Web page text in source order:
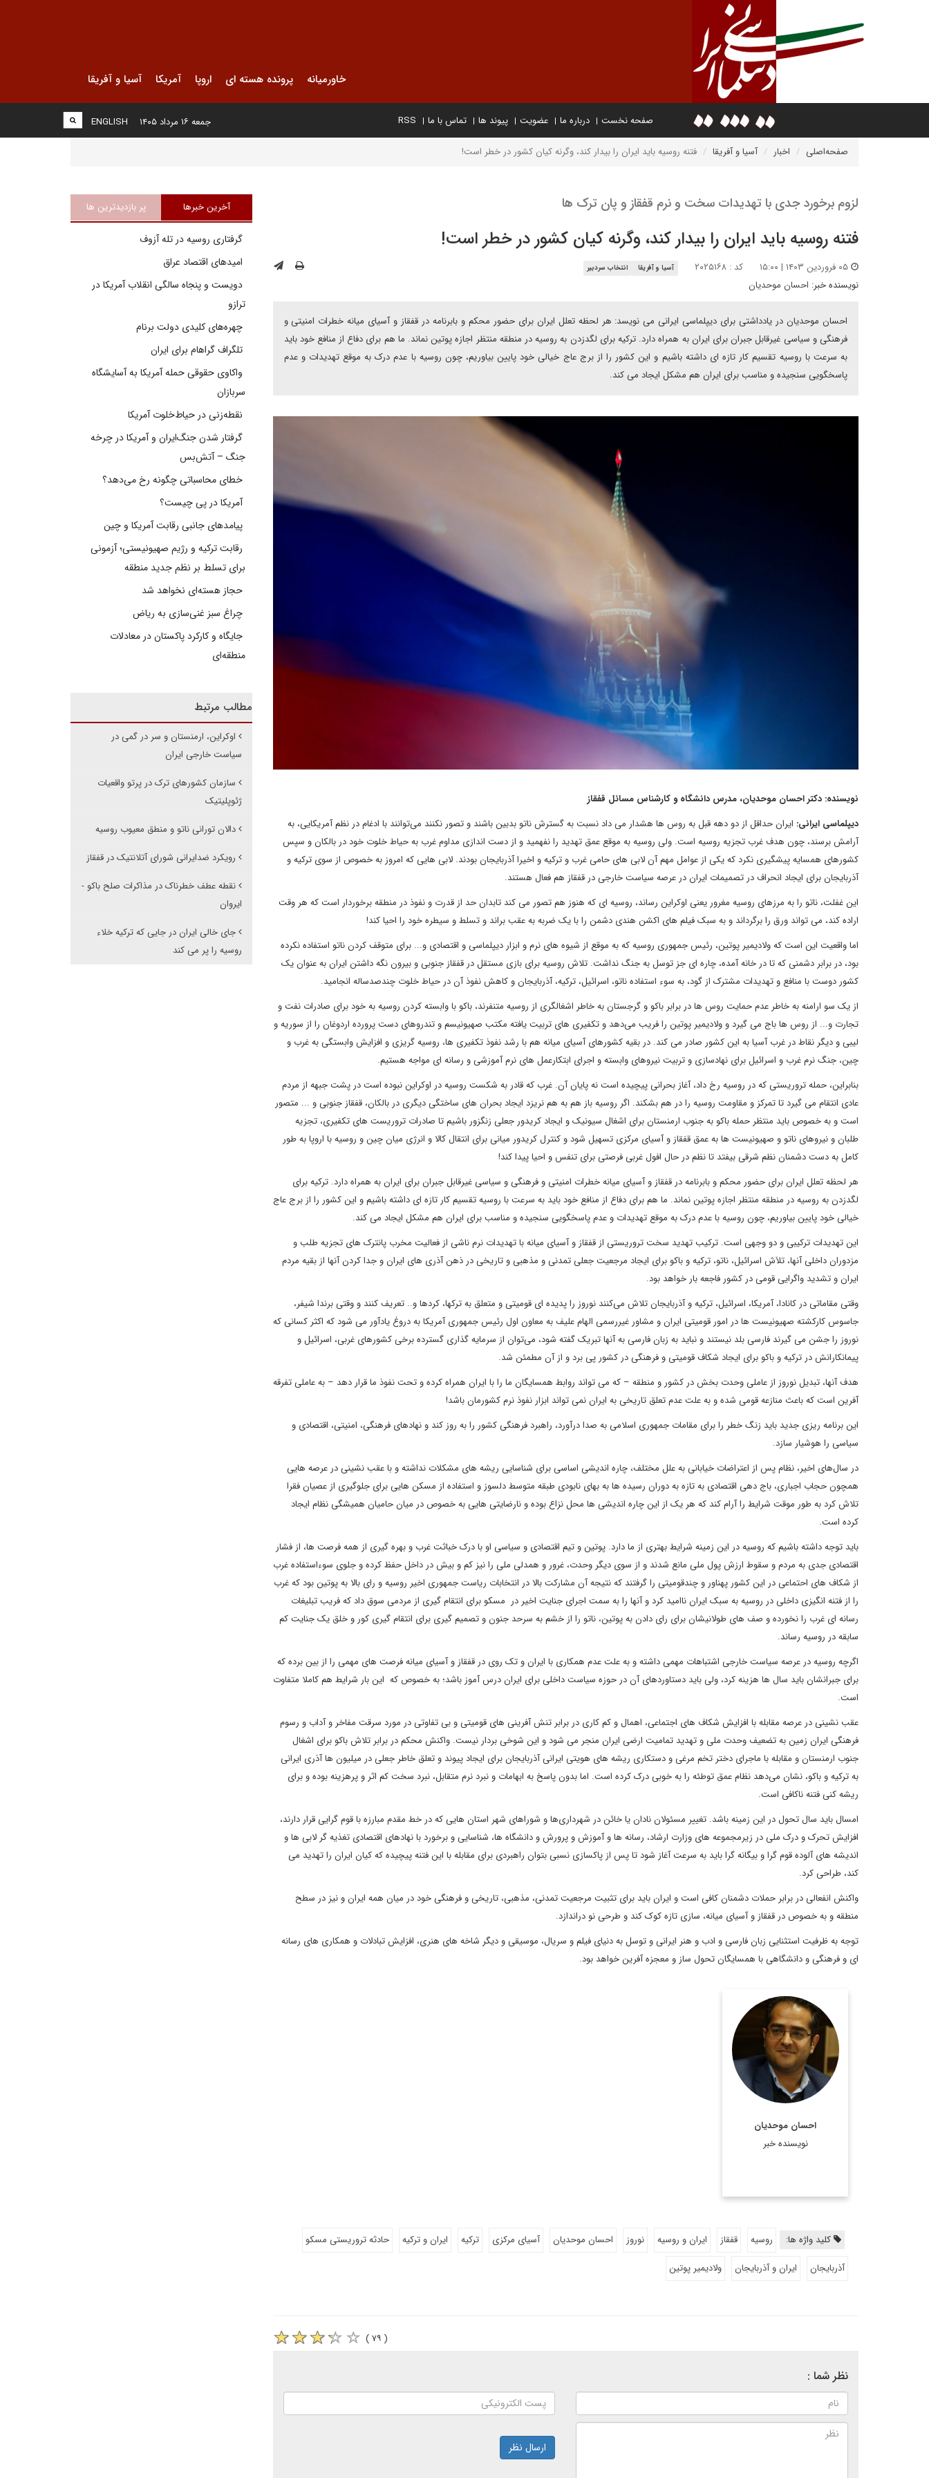
خاورمیانه پرونده هسته ای اروپا آمریکا آسیا و آفریقا
صفحه نخست درباره ما عضویت پیوند ها تماس با ما RSS
ENGLISH جمعه ۱۶ مرداد ۱۴۰۵
صفحه‌اصلی اخبار آسیا و آفریقا فتنه روسیه باید ایران را بیدار کند، وگرنه کیان کشور در خطر است!
لزوم برخورد جدی با تهدیدات سخت و نرم قفقاز و پان ترک ها
فتنه روسیه باید ایران را بیدار کند، وگرنه کیان کشور در خطر است!
کد : ۲۰۲۵۱۶۸ آسیا و آفریقا انتخاب سردبیر
نویسنده خبر: احسان موحدیان
احسان موحدیان در یادداشتی برای دیپلماسی ایرانی می نویسد: هر لحظه تعلل ایران برای حضور محکم و بابرنامه در قفقاز و آسیای میانه خطرات امنیتی و
فرهنگی و سیاسی غیرقابل جبران برای ایران به همراه دارد. ترکیه برای لگدزدن به روسیه در منطقه منتظر اجازه پوتین نماند. ما هم برای دفاع از منافع خود باید
به سرعت با روسیه تقسیم کار تازه ای داشته باشیم و این کشور را از برج عاج خیالی خود پایین بیاوریم، چون روسیه با عدم درک به موقع تهدیدات و عدم
پاسخگویی سنجیده و مناسب برای ایران هم مشکل ایجاد می کند.
نویسنده: دکتر احسان موحدیان، مدرس دانشگاه و کارشناس مسائل قفقاز
دیپلماسی ایرانی: ایران حداقل از دو دهه قبل به روس ها هشدار می داد نسبت به گسترش ناتو بدبین باشند و تصور نکنند می‌توانند با ادغام در نظم آمریکایی، به
آرامش برسند، چون هدف غرب تجزیه روسیه است. ولی روسیه به موقع عمق تهدید را نفهمید و از دست اندازی مداوم غرب به حیاط خلوت خود در بالکان و سپس
کشورهای همسایه پیشگیری نکرد که یکی از عوامل مهم آن لابی های حامی غرب و ترکیه و اخیرا آذربایجان بودند. لابی هایی که امروز به خصوص از سوی ترکیه و
آذربایجان برای ایجاد انحراف در تصمیمات ایران در عرصه سیاست خارجی در قفقاز هم فعال هستند.
این غفلت، ناتو را به مرزهای روسیه مغرور یعنی اوکراین رساند، روسیه ای که هنوز هم تصور می کند تابدان حد از قدرت و نفوذ در منطقه برخوردار است که هر وقت
اراده کند، می تواند ورق را برگرداند و به سبک فیلم های اکشن هندی دشمن را با یک ضربه به عقب براند و تسلط و سیطره خود را احیا کند!
اما واقعیت این است که ولادیمیر پوتین، رئیس جمهوری روسیه که به موقع از شیوه های نرم و ابزار دیپلماسی و اقتصادی و... برای متوقف کردن ناتو استفاده نکرده
بود، در برابر دشمنی که تا در خانه آمده، چاره ای جز توسل به جنگ نداشت. تلاش روسیه برای بازی مستقل در قفقاز جنوبی و بیرون نگه داشتن ایران به عنوان یک
کشور دوست با منافع و تهدیدات مشترک از گود، به سوء استفاده ناتو، اسرائیل، ترکیه، آذربایجان و کاهش نفوذ آن در حیاط خلوت چندصدساله انجامید.
از یک سو ارامنه به خاطر عدم حمایت روس ها در برابر باکو و گرجستان به خاطر اشغالگری از روسیه متنفرند، باکو با وابسته کردن روسیه به خود برای صادرات نفت و
تجارت و... از روس ها باج می گیرد و ولادیمیر پوتین را فریب می‌دهد و تکفیری های تربیت یافته مکتب صهیونیسم و تندروهای دست پرورده اردوغان را از سوریه و
لیبی و دیگر نقاط در غرب آسیا به این کشور صادر می کند. در بقیه کشورهای آسیای میانه‌ هم با رشد نفوذ تکفیری ها، روسیه گریزی و افزایش وابستگی به غرب و
چین، جنگ نرم غرب و اسرائیل برای نهادسازی و تربیت نیروهای وابسته و اجرای ابتکارعمل های نرم آموزشی و رسانه ای مواجه هستیم.
بنابراین، حمله تروریستی که در روسیه رخ داد، آغاز بحرانی پیچیده است نه پایان آن. غرب که قادر به شکست روسیه در اوکراین نبوده است در پشت جبهه از مردم
عادی انتقام می گیرد تا تمرکز و مقاومت روسیه را در هم بشکند. اگر روسیه باز هم به هم نریزد ایجاد بحران های ساختگی دیگری در بالکان، قفقاز جنوبی و ... متصور
است و به خصوص باید منتظر حمله باکو به جنوب ارمنستان برای اشغال سیونیک و ایجاد کریدور جعلی زنگزور باشیم تا صادرات تروریست های تکفیری، تجزیه
طلبان و نیروهای ناتو و صهیونیست ها به عمق قفقاز و آسیای مرکزی تسهیل شود و کنترل کریدور میانی برای انتقال کالا و انرژی میان چین و روسیه با اروپا به طور
کامل به دست دشمنان نظم شرقی بیفتد تا نظم در حال افول غربی فرصتی برای تنفس و احیا پیدا کند!
هر لحظه تعلل ایران برای حضور محکم و بابرنامه در قفقاز و آسیای میانه خطرات امنیتی و فرهنگی و سیاسی غیرقابل جبران برای ایران به همراه دارد. ترکیه برای
لگدزدن به روسیه در منطقه منتظر اجازه پوتین نماند. ما هم برای دفاع از منافع خود باید به سرعت با روسیه تقسیم کار تازه ای داشته باشیم و این کشور را از برج عاج
خیالی خود پایین بیاوریم، چون روسیه با عدم درک به موقع تهدیدات و عدم پاسخگویی سنجیده و مناسب برای ایران هم مشکل ایجاد می کند.
این تهدیدات ترکیبی و دو وجهی است. ترکیب تهدید سخت تروریستی از قفقاز و آسیای میانه با تهدیدات نرم ناشی از فعالیت مخرب پانترک های تجزیه طلب و
مزدوران داخلی آنها، تلاَش اسرائیل، ناتو، ترکیه و باکو برای ایجاد مرجعیت جعلی تمدنی و مذهبی و تاریخی در ذهن آذری های ایران و جدا کردن آنها از بقیه مردم
ایران و تشدید واگرایی قومی در کشور فاجعه بار خواهد بود.
وقتی مقاماتی در کانادا، آمریکا، اسرائیل، ترکیه و آذربایجان تلاش می‌کنند نوروز را پدیده ای قومیتی و متعلق به ترکها، کردها و.. تعریف کنند و وقتی برندا شیفر،
جاسوس کارکشته صهیونیست ها در امور قومیتی ایران و مشاور غیررسمی الهام علیف به معاون اول رئیس جمهوری آمریکا به دروغ یادآور می شود که اکثر کسانی که
نوروز را جشن می گیرند فارسی بلد نیستند و نباید به زبان فارسی به آنها تبریک گفته شود، می‌توان از سرمایه گذاری گسترده برخی کشورهای غربی، اسرائیل و
پیمانکارانش در ترکیه و باکو برای ایجاد شکاف قومیتی و فرهنگی در کشور پی برد و از آن مطمئن شد‌.
هدف آنها، تبدیل نوروز از عاملی وحدت بخش در کشور و منطقه – که می تواند روابط همسایگان ما را با ایران همراه کرده و تحت نفوذ ما قرار دهد – به عاملی تفرقه
آفرین است که باعث منازعه قومی شده و به علت عدم تعلق تاریخی به ایران نمی تواند ابزار نفوذ نرم کشورمان باشد!
این برنامه ریزی جدید باید زنگ خطر را برای مقامات جمهوری اسلامی به صدا درآورد، راهبرد فرهنگی کشور را به روز کند و نهادهای فرهنگی، امنیتی، اقتصادی و
سیاسی را هوشیار سازد.
در سال‌های اخیر، نظام پس از اعتراضات خیابانی به علل مختلف، چاره اندیشی اساسی برای شناسایی ریشه های مشکلات نداشته و با عقب نشینی در عرصه هایی
همچون حجاب اجباری، باج دهی اقتصادی به تازه به دوران رسیده ها به بهای نابودی طبقه متوسط دلسوز و استفاده از مسکن هایی برای جلوگیری از عصیان فقرا
تلاش کرد به طور موقت شرایط را آرام کند که هر یک از این چاره اندیشی ها محل نزاع بوده و نارضایتی هایی به خصوص در میان حامیان همیشگی نظام ایجاد
کرده است.
باید توجه داشته باشیم که روسیه در این زمینه شرایط بهتری از ما دارد. پوتین و تیم اقتصادی و سیاسی او با درک خباثت غرب و بهره گیری از همه فرصت ها، از فشار
اقتصادی جدی به مردم و سقوط ارزش پول ملی مانع شدند و از سوی دیگر وحدت، غرور و همدلی ملی را نیز کم و بیش در داخل حفظ کرده و جلوی سوءاستفاده غرب
از شکاف های احتماعی در این کشور پهناور و چندقومیتی را گرفتند که نتیجه آن مشارکت بالا در انتخابات ریاست جمهوری اخیر روسیه و رای بالا به پوتین بود که غرب
را از فتنه انگیزی داخلی در روسیه به سبک ایران ناامید کرد و آنها را به سمت اجرای جنایت اخیر در مسکو برای انتقام گیری از مردمی سوق داد که فریب تبلیغات
رسانه ای غرب را نخورده و صف های طولانیشان برای رای دادن به پوتین، ناتو را از خشم به سرحد جنون و تصمیم گیری برای انتقام گیری کور و خلق یک جنایت کم
سابقه در روسیه رساند.
اگرچه روسیه در عرصه سیاست خارجی اشتباهات مهمی داشته و به علت عدم همکاری با ایران و تک روی در قفقاز و آسیای میانه فرصت های مهمی را از بین برده که
برای جبرانشان باید سال ها هزینه کرد، ولی باید دستاوردهای آن در حوزه سیاست داخلی برای ایران درس آموز باشد؛ به خصوص که این بار شرایط هم کاملا متفاوت
است.
عقب نشینی در عرصه مقابله با افزایش شکاف های اجتماعی، اهمال و کم کاری در برابر تنش آفرینی های قومیتی و بی تفاوتی در مورد سرقت مفاخر و آداب و رسوم
فرهنگی ایران زمین به تضعیف وحدت ملی و تهدید تمامیت ارضی ایران منجر می شود و این شوخی بردار نیست. واکنش محکم در برابر تلاش باکو برای اشغال
جنوب ارمنستان و مقابله با ماجرای دختر تخم مرغی و دستکاری ریشه های هویتی ایرانی آذربایجان برای ایجاد پیوند و تعلق خاطر جعلی در میلیون ها آذری ایرانی
به ترکیه و باکو، نشان می‌دهد نظام عمق توطئه را به خوبی درک کرده است. اما بدون پاسخ به ابهامات و نبرد نرم متقابل، نبرد سخت کم اثر و پرهزینه بوده و برای
ریشه کنی فتنه ناکافی است.
امسال باید سال تحول در این زمینه باشد. تغییر مسئولان نادان یا خائن در شهرداری‌ها و شوراهای شهر استان هایی که در خط مقدم مبارزه با قوم گرایی قرار دارند،
افزایش تحرک و درک ملی در زیرمجموعه های وزارت ارشاد، رسانه ها و آموزش و پرورش و دانشگاه ها، شناسایی و برخورد با نهادهای اقتصادی تغذیه گر لابی ها و
اندیشه های آلوده قوم گرا و بیگانه گرا باید به سرعت آغاز شود تا پس از پاکسازی نسبی بتوان راهبردی برای مقابله با این فتنه پیچیده که کیان ایران را تهدید می
کند، طراحی کرد.
واکنش انفعالی در برابر حملات دشمنان کافی است و ایران باید برای تثبیت مرجعیت تمدنی، مذهبی، تاریخی و فرهنگی خود در میان همه ایران و نیز در سطح
منطقه و به خصوص در قفقاز و آسیای میانه، سازی تازه کوک کند و طرحی نو دراندازد.
توجه به ظرفیت استثنایی زبان فارسی و ادب و هنر ایرانی و توسل به دنیای فیلم و سریال، موسیقی و دیگر شاخه های هنری، افزایش تبادلات و همکاری های رسانه
ای و فرهنگی و دانشگاهی با همسایگان تحول ساز و معجزه آفرین خواهد بود.
احسان موحدیان
نویسنده خبر
دکتر احسان موحدیان،
مدرس دانشگاه و کارشناس
روابط بین الملل
اطلاعات بیشتر
کلید واژه ها: روسیه قفقاز ایران و روسیه نوروز احسان موحدیان آسیای مرکزی ترکیه ایران و ترکیه
حادثه تروریستی مسکو
آذربایجان
ایران و آذربایجان ولادیمیر پوتین
( ۷۹ )
نظر شما :
ارسال نظر
آخرین خبرها پر بازدیدترین ها
گرفتاری روسیه در تله آزوف
امیدهای اقتصاد عراق
دویست و پنجاه سالگی انقلاب آمریکا در
ترازو
چهره‌های کلیدی دولت برنام
تلگراف گراهام برای ایران
واکاوی حقوقی حمله آمریکا به آسایشگاه
سربازان
نقطه‌زنی در حیاط‌خلوت آمریکا
گرفتار شدن جنگ‌ایران و آمریکا در چرخه
جنگ – آتش‌بس
خطای محاسباتی چگونه رخ می‌دهد؟
آمریکا در پی چیست؟
پیامدهای جانبی رقابت آمریکا و چین
رقابت ترکیه و رژیم صهیونیستی؛ آزمونی
برای تسلط بر نظم جدید منطقه
حجاز هسته‌ای نخواهد شد
چراغ سبز غنی‌سازی به ریاض
جایگاه و کارکرد پاکستان در معادلات
منطقه‌ای
مطالب مرتبط
اوکراین، ارمنستان و سر در گمی در
سیاست خارجی ایران
سازمان کشورهای ترک در پرتو واقعیات
ژئوپلیتیک
دالان تورانی ناتو و منطق معیوب روسیه
رویکرد ضدایرانی شورای آتلانتیک در قفقاز
نقطه عطف خطرناک در مذاکرات صلح باکو -
ایروان
جای خالی ایران در جایی که ترکیه خلاء
روسیه را پر می کند